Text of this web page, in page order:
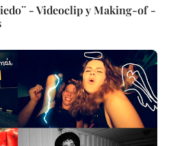
- Videoclip y Making-of -